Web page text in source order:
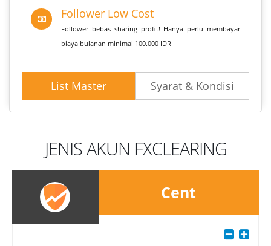
Follower Low Cost
Follower bebas sharing profit! Hanya perlu membayar
biaya bulanan minimal 100.000 IDR
List Master Syarat & Kondisi
JENIS AKUN FXCLEARING
Cent